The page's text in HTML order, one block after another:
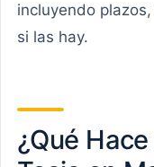
incluyendo
si las hay.
¿Qué